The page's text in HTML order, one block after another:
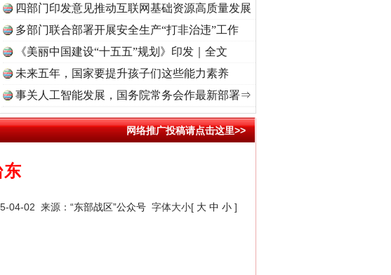
荡..·[视频]牢记初心使命 奋进复兴征程丨红船起航处 潮起..·[视频]
读
四部门印发意见推动互联网基础资源高质量发展
多部门联合部署开展安全生产“打非治违”工作
《美丽中国建设“十五五”规划》印发｜全文
未来五年，国家要提升孩子们这些能力素养
事关人工智能发展，国务院常务会作最新部署⇒
网络推广投稿请点击这里>>
东
04-02 来源： “东部战区”公众号 字体大小[ 大 中 小 ]